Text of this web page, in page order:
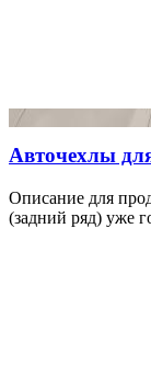
Авточехлы
Описание для
(задний ряд) уже